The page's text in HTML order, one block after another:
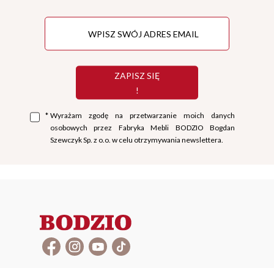
ZAPISZ SIĘ
!
* Wyrażam zgodę na przetwarzanie moich danych
osobowych przez Fabryka Mebli BODZIO Bogdan
Szewczyk Sp. z o.o. w celu otrzymywania newslettera.